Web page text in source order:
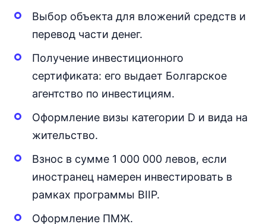
Выбор объекта для вложений средств и
перевод части денег.
Получение инвестиционного
сертификата: его выдает Болгарское
агентство по инвестициям.
Оформление визы категории D и вида на
жительство.
Взнос в сумме 1 000 000 левов, если
иностранец намерен инвестировать в
рамках программы BIIP.
Оформление ПМЖ.